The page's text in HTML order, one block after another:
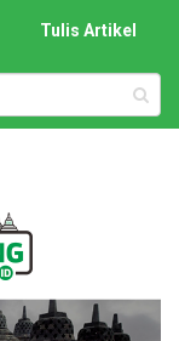
Tulis Artikel